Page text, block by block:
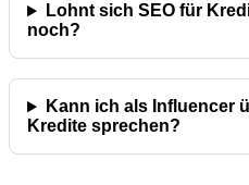
Lohnt sich SEO für
noch?
Kann ich als Influencer
Kredite sprechen?